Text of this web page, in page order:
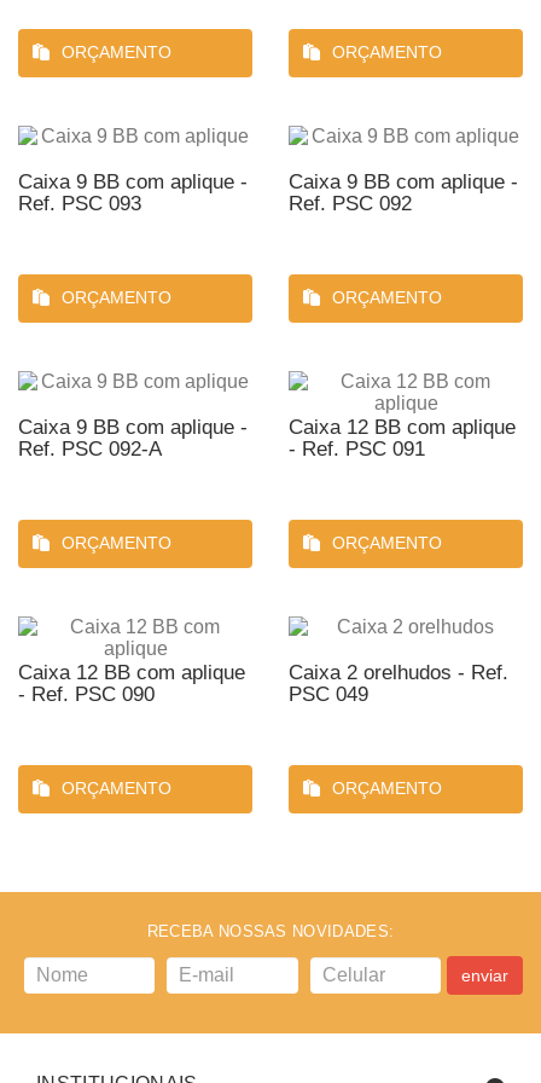
ORÇAMENTO ORÇAMENTO
Caixa 9 BB com aplique -
Ref. PSC 093
ORÇAMENTO
Caixa 9 BB com aplique -
Ref. PSC 092
ORÇAMENTO
Caixa 9 BB com aplique -
Ref. PSC 092-A
ORÇAMENTO
Caixa 12 BB com aplique
- Ref. PSC 091
ORÇAMENTO
Caixa 12 BB com aplique
- Ref. PSC 090
ORÇAMENTO
Caixa 2 orelhudos - Ref.
PSC 049
ORÇAMENTO
RECEBA NOSSAS NOVIDADES:
enviar